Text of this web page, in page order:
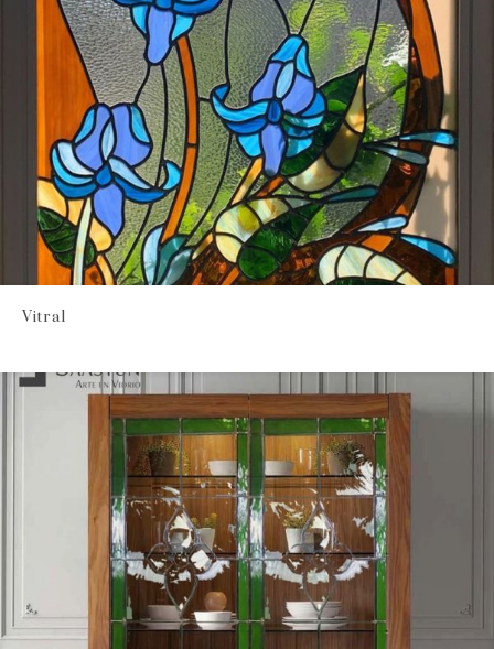
Vitral